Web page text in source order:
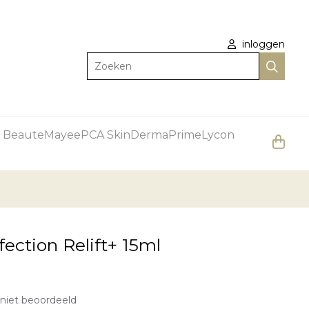
inloggen
Zoeken
BeauteMayeePCA SkinDermaPrimeLycon
Relift+ 15ml
beoordeeld